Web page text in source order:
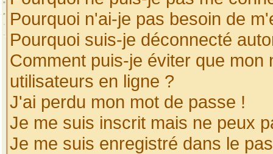
Pourquoi n'ai-je pas besoin de
Pourquoi suis-je déconnecté
Comment puis-je éviter que
utilisateurs en ligne ?
J'ai perdu mon mot de passe !
Je me suis inscrit mais ne peux
Je me suis enregistré dans le